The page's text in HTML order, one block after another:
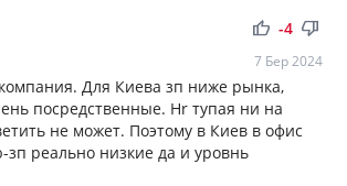
thumb_up thumb_down
-4
7 Бер 2024
Для Киева зп ниже рынка,
посредственные. Hr тупая ни на
не может. Поэтому в Киев в офис
зп реально низкие да и уровнь